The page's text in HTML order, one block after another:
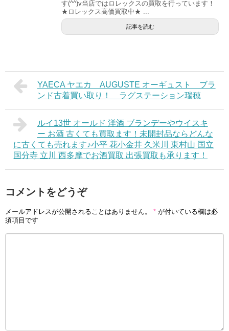
す(^^)v当店ではロレックスの買取を行っています！
★ロレックス高価買取中★ ...
記事を読む
YAECA ヤエカ AUGUSTE オーギュスト ブラ
ンド古着買い取り！ ラグステーション瑞穂
ルイ13世 オールド 洋酒 ブランデーやウイスキ
ー お酒 古くても買取ます！未開封品ならどんな
に古くても売れます♪小平 花小金井 久米川 東村山 国立
国分寺 立川 西多摩でお酒買取 出張買取も承ります！
コメントをどうぞ
メールアドレスが公開されることはありません。 * が付いている欄は必
須項目です